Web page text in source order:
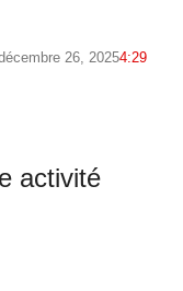
26, 20254:29
activité